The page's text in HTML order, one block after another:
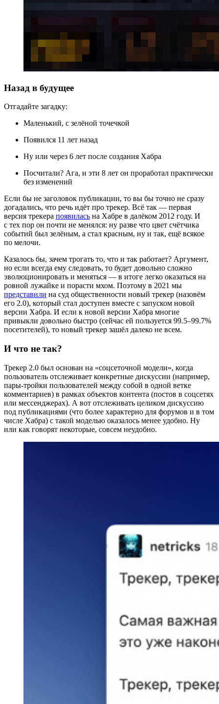
Назад в будущее
Отгадайте загадку:
Маленький, с зелёной точечкой
Появился 11 лет назад
Ну или через 6 лет после создания Хабра
Посчитали? Ага, и эти 8 лет он проработал практически
без изменений
Если бы не заголовок публикации, то вы бы точно не сразу
догадались, что речь идёт про трекер. Всё так — первая
версия трекера появилась на Хабре в далёком 2012 году. И
с тех пор он почти не менялся: ну разве что цвет счётчика
событий был зелёным, а стал красным, ну и так, ещё всякое
по мелочи.
Казалось бы, зачем трогать то, что и так работает? Аргумент,
но если всегда ему следовать, то будет довольно сложно
эволюционировать и меняться — в итоге легко оказаться на
ровной лужайке и порасти мхом. Поэтому в 2021 мы
представили на суд общественности новый трекер (назовём
его 2.0), который стал доступен вместе с запуском новой
версии Хабра. И если к новой версии Хабра многие
привыкли довольно быстро (сейчас ей пользуется 99.5–99.7%
посетителей), то новый трекер зашёл далеко не всем.
И что не так?
Трекер 2.0 был основан на «соцсеточной модели», когда
пользователь отслеживает конкретные дискуссии (например,
пары‑тройки пользователей между собой в одной ветке
комментариев) в рамках объектов контента (постов в соцсетях
или мессенджерах). А вот отслеживать целиком дискуссию
под публикациями (что более характерно для форумов и в том
числе Хабра) с такой моделью оказалось менее удобно. Ну
или как говорят некоторые, совсем неудобно.